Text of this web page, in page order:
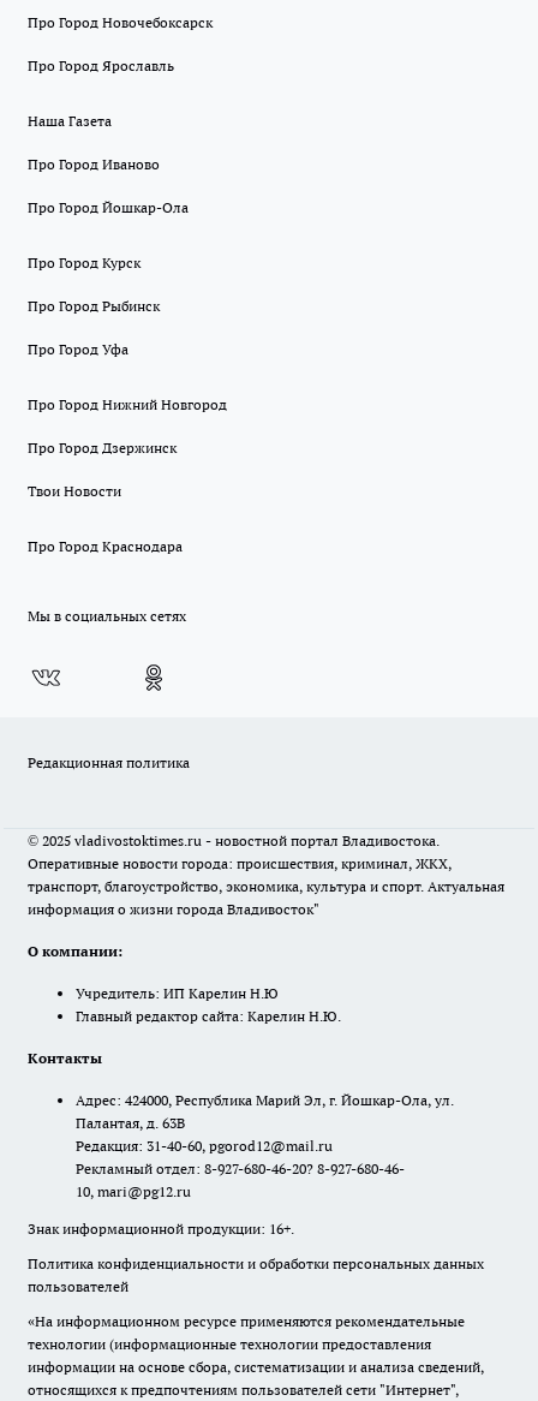
Про Город Новочебоксарск
Про Город Ярославль
Наша Газета
Про Город Иваново
Про Город Йошкар-Ола
Про Город Курск
Про Город Рыбинск
Про Город Уфа
Про Город Нижний Новгород
Про Город Дзержинск
Твои Новости
Про Город Краснодара
Мы в социальных сетях
Редакционная политика
© 2025 vladivostoktimes.ru - новостной портал Владивостока.
Оперативные новости города: происшествия, криминал, ЖКХ,
транспорт, благоустройство, экономика, культура и спорт. Актуальная
информация о жизни города Владивосток"
О компании:
Учредитель: ИП Карелин Н.Ю
Главный редактор сайта: Карелин Н.Ю.
Контакты
Адрес: 424000, Республика Марий Эл, г. Йошкар-Ола, ул.
Палантая, д. 63В
Редакция: 31-40-60, pgorod12@mail.ru
Рекламный отдел: 8-927-680-46-20? 8-927-680-46-
10, mari@pg12.ru
Знак информационной продукции: 16+.
Политика конфиденциальности и обработки персональных данных
пользователей
«На информационном ресурсе применяются рекомендательные
технологии (информационные технологии предоставления
информации на основе сбора, систематизации и анализа сведений,
относящихся к предпочтениям пользователей сети "Интернет",